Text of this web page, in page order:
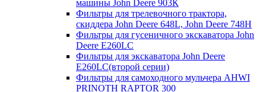
машины John Deere 903К
Фильтры для трелевочного трактора,
скиддера John Deere 648L, John Deere 748H
Фильтры для гусеничного экскаватора John
Deere E260LC
Фильтры для экскаватора John Deere
E260LC(второй серии)
Фильтры для самоходного мульчера AHWI
PRINOTH RAPTOR 300